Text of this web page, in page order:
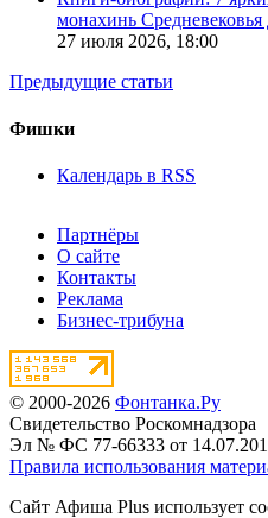
монахинь
27 июля 2026, 18:00
Предыдущие статьи
Фишки
Календарь в RSS
Партнёры
О сайте
Контакты
Реклама
Бизнес-трибуна
© 2000-2026 Фонтанка.Ру
Свидетельство Роскомнадзора
Эл № ФС 77-66333 от
Правила использования
Сайт Афиша Plus использует